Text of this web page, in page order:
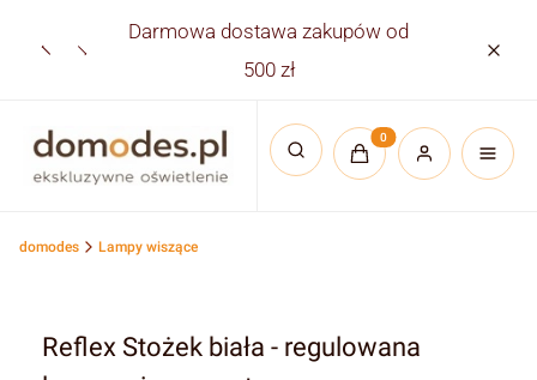
Darmowa dostawa zakupów od
500 zł
Otwórz wyszukiwarkę
Produkty w
domodes Lampy wiszące
Reflex Stożek biała - regulowana